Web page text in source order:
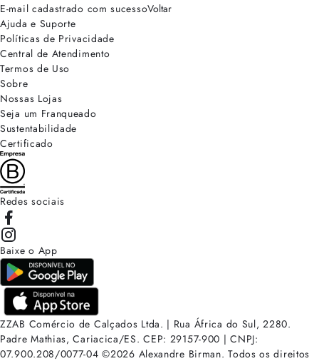
E-mail cadastrado com sucessoVoltar
Ajuda e Suporte
Políticas de Privacidade
Central de Atendimento
Termos de Uso
Sobre
Nossas Lojas
Seja um Franqueado
Sustentabilidade
Certificado
Redes sociais
Baixe o App
ZZAB Comércio de Calçados Ltda. | Rua África do Sul, 2280.
Padre Mathias, Cariacica/ES. CEP: 29157-900 | CNPJ:
07.900.208/0077-04 ©2026 Alexandre Birman. Todos os direitos